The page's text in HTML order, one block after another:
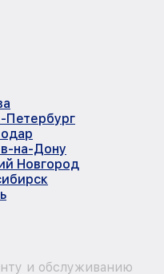
Петербург
на-Дону
Новгород
и обслуживанию